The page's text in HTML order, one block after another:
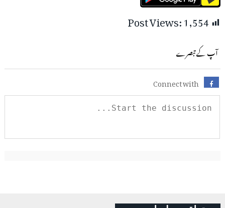
Post Views:1,554
آپ کے تبصرے
Connect with